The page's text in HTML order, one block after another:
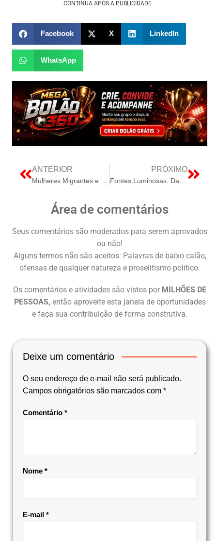
CONTINUA APÓS A PUBLICIDADE
Facebook X LinkedIn
WhatsApp
ANTERIOR
Mulheres Migrantes e suas Histórias de Vida em Exposição
PRÓXIMO
Fontes Luminosas: Da Física às Estratégias de Eficiência no Setor Elétrico
Área de comentários
Seus comentários são moderados para serem aprovados
ou não!
Alguns termos não são aceitos: Palavras de baixo calão,
ofensas de qualquer natureza e proselitismo político.
Os comentários e atividades são vistos por MILHÕES DE
PESSOAS, então aproveite esta janela de oportunidades
e faça sua contribuição de forma construtiva.
Deixe um comentário
O seu endereço de e-mail não será publicado.
Campos obrigatórios são marcados com *
Comentário *
Nome *
E-mail *